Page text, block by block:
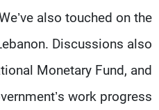
also touched on the
Discussions also
Monetary Fund, and
work progress.”